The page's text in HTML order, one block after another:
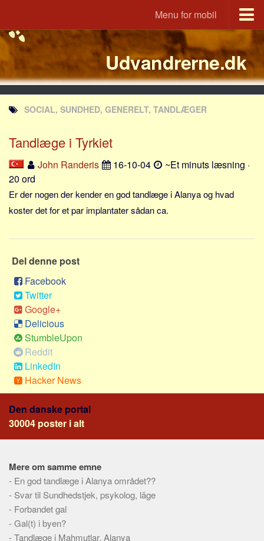
Menu for mobil
Portal
Udvandrerne.dk
Utvandrerne.no
Utvandrarna.se
Tyskland.dk
England.dk
JLKM.dk
Lande
Tyrkiet
Norge
Thailand
Italien
Grækenland
USA
Alle
Bolig
Job
Investering
Pension og opsparing
Forbrug
Social sikring og sundhed
Udvandrerne.dk
SOCIAL, SUNDHED, GENERELT, TANDLÆGER
Tandlæge i Tyrkiet
John Randeris 16-10-04
~Et minuts læsning ·
20 ord
Er der nogen der kender en god tandlæge i Alanya og hvad
koster det for et par implantater sådan ca.
Del denne post
Facebook
Twitter
Google+
Delicious
StumbleUpon
Reddit
LinkedIn
Hacker News
Den danske portal
30004 poster i alt
Mere om samme emne
- En god tandlæge i Alanya området??
- Svar til Sundhedstjek, psykolog, läge
- Forbandet gal
-Gal(t) i byen?
-Tandlæge i Mahmutlar, Alanya